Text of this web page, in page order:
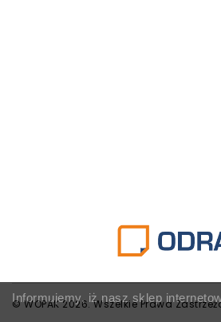
Informujemy, iż nasz sklep
© WOPAK 2026. Wszelkie Prawa